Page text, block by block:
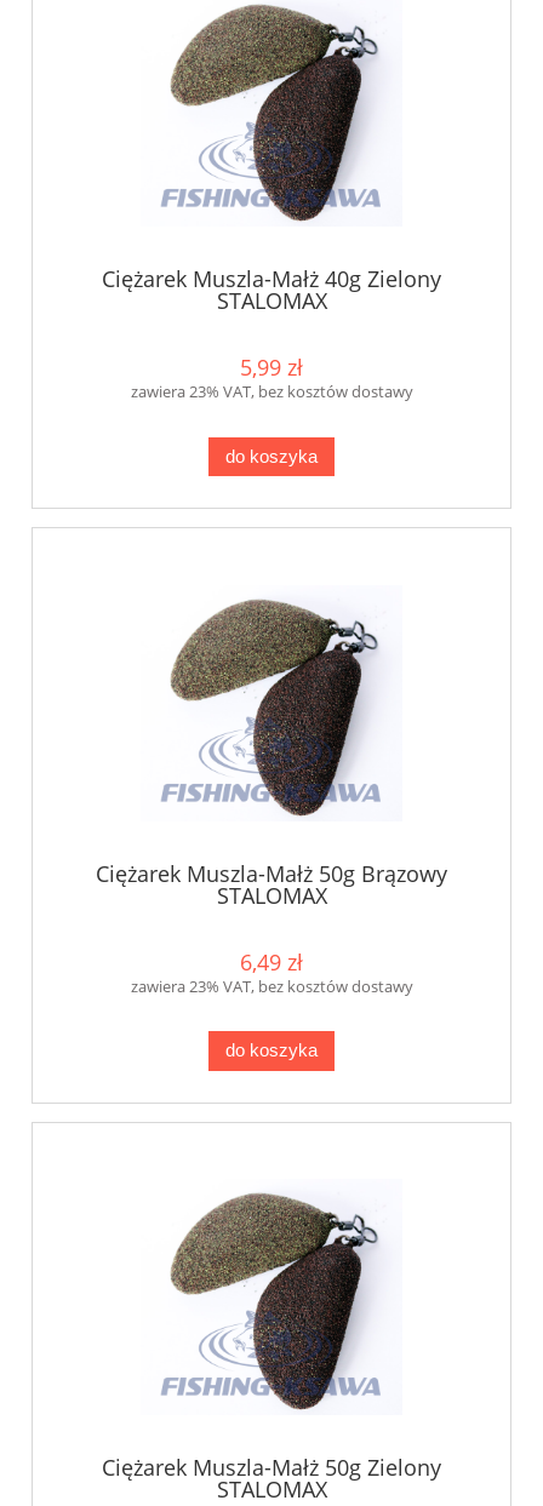
Ciężarek Muszla-Małż 40g Zielony
STALOMAX
5,99 zł
zawiera 23% VAT, bez kosztów dostawy
do koszyka
Ciężarek Muszla-Małż 50g Brązowy
STALOMAX
6,49 zł
zawiera 23% VAT, bez kosztów dostawy
do koszyka
Ciężarek Muszla-Małż 50g Zielony
STALOMAX